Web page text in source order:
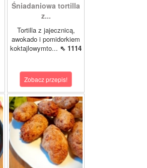
Śniadaniowa tortilla
z...
Tortilla z jajecznicą,
awokado i pomidorkiem
koktajlowymto... ⇖ 1114
Zobacz przepis!